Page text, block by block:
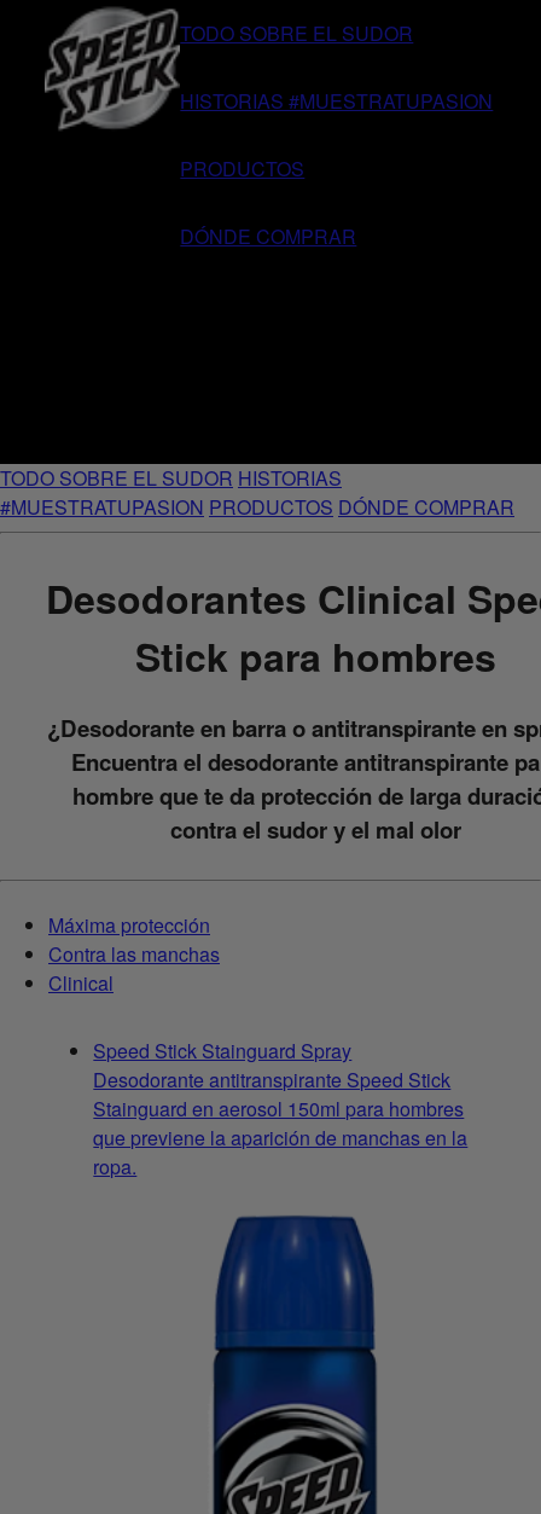
TODO SOBRE EL SUDOR
HISTORIAS #MUESTRATUPASION
PRODUCTOS
DÓNDE COMPRAR
TODO SOBRE EL SUDOR HISTORIAS
#MUESTRATUPASION PRODUCTOS DÓNDE COMPRAR
Desodorantes Clinical
Stick para hombres
¿Desodorante en barra o antitranspirante en
Encuentra el desodorante antitranspirante
hombre que te da protección de larga
contra el sudor y el mal olor
Máxima protección
Contra las manchas
Clinical
Speed Stick Stainguard Spray
Desodorante antitranspirante Speed Stick
Stainguard en aerosol 150ml para hombres
que previene la aparición de manchas en la
ropa.